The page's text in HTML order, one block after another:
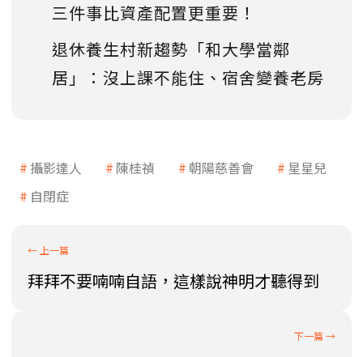
三件事比資產配置更重要！
退休養生村新趨勢「和大學當鄰
居」：沒上課不能住、宿舍變養老房
攝影達人 陳桂禎 朝陽慈善會
星星兒
自閉症
拜拜不要喃喃自語，這樣說神明才聽得到